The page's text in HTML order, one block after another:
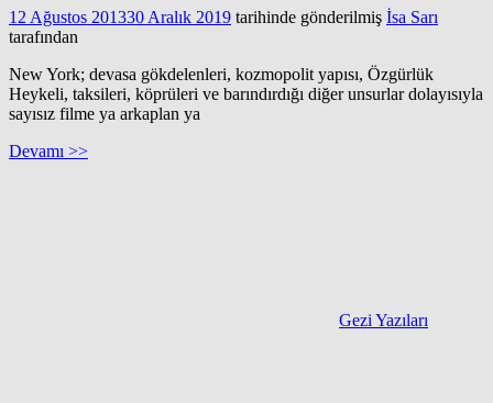
12 Ağustos 201330 Aralık 2019 tarihinde gönderilmiş İsa Sarı
tarafından
New York; devasa gökdelenleri, kozmopolit yapısı, Özgürlük
Heykeli, taksileri, köprüleri ve barındırdığı diğer unsurlar dolayısıyla
sayısız filme ya arkaplan ya
Devamı >>
Gezi Yazıları